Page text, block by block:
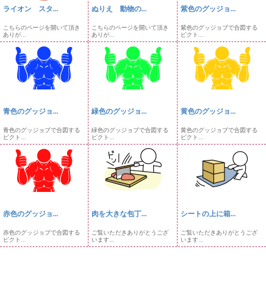
ライオン スタ...
こちらのページを開いて頂き
ありが...
ぬりえ 動物の...
こちらのページを開いて頂き
ありが...
紫色のグッジョ...
紫色のグッジョブで合図する
ピクト...
青色のグッジョ...
青色のグッジョブで合図する
ピクト...
緑色のグッジョ...
緑色のグッジョブで合図する
ピクト...
黄色のグッジョ...
黄色のグッジョブで合図する
ピクト...
赤色のグッジョ...
赤色のグッジョブで合図する
ピクト...
肉を大きな包丁...
ご覧いただきありがとうござ
います...
シートの上に箱...
ご覧いただきありがとうござ
います...